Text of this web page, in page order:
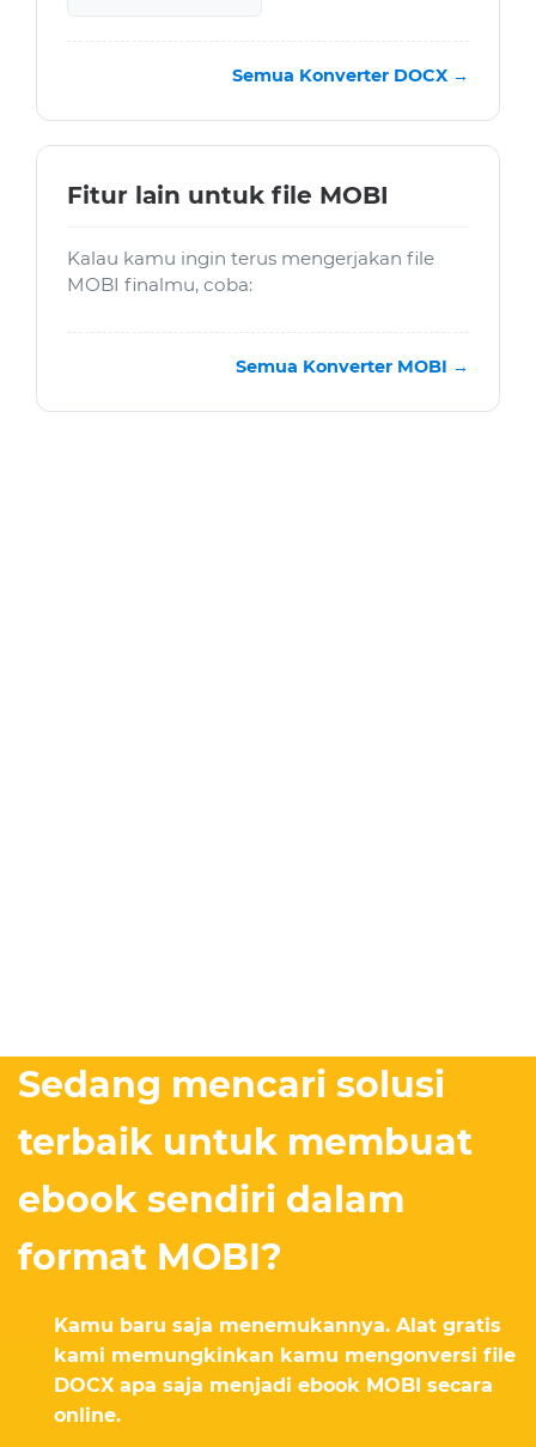
Semua Konverter DOCX →
Fitur lain untuk file MOBI
Kalau kamu ingin terus mengerjakan file
MOBI finalmu, coba:
Semua Konverter MOBI →
Sedang mencari solusi
terbaik untuk membuat
ebook sendiri dalam
format MOBI?
Kamu baru saja menemukannya. Alat gratis
kami memungkinkan kamu mengonversi file
DOCX apa saja menjadi ebook MOBI secara
online.